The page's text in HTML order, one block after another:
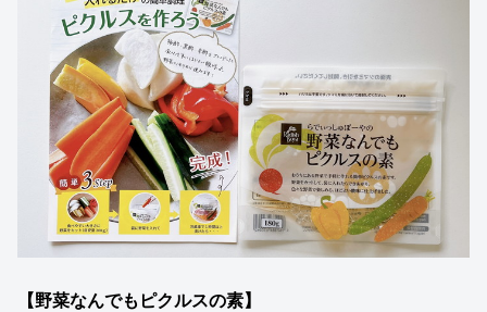
【野菜なんでもピクルスの素】